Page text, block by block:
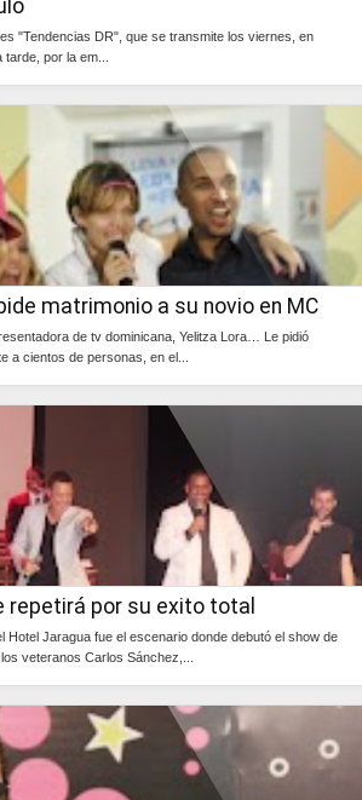
"Tendencias DR", que se transmite los viernes, en
por la em...
matrimonio a su novio en MC
de tv dominicana, Yelitza Lora… Le pidió
a cientos de personas, en el...
repetirá por su exito total
Hotel Jaragua fue el escenario donde debutó el show de
veteranos Carlos Sánchez,...